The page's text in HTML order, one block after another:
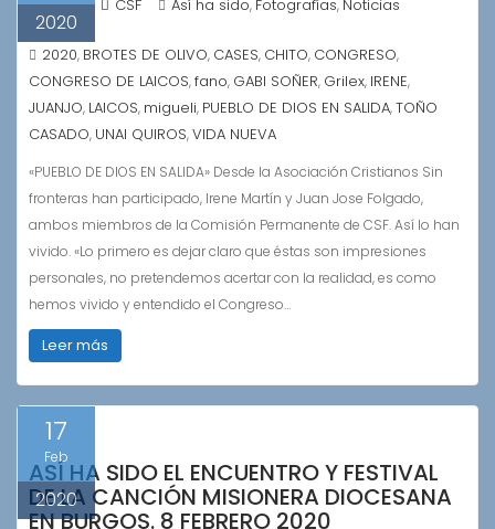
2020
CSF Así ha sido, Fotografías, Noticias
2020, BROTES DE OLIVO, CASES, CHITO, CONGRESO,
CONGRESO DE LAICOS,fano, GABI SOÑER, Grilex, IRENE,
JUANJO, LAICOS, migueli, PUEBLO DE DIOS EN SALIDA,TOÑO
CASADO, UNAI QUIROS,VIDA NUEVA
«PUEBLO DE DIOS EN SALIDA» Desde la Asociación Cristianos Sin
fronteras han participado, Irene Martín y Juan Jose Folgado,
ambos miembros de la Comisión Permanente de CSF. Así lo han
vivido. «Lo primero es dejar claro que éstas son impresiones
personales, no pretendemos acertar con la realidad, es como
hemos vivido y entendido el Congreso…
Leer más
17
Feb
2020
ASÍ HA SIDO EL ENCUENTRO Y FESTIVAL
DE LA CANCIÓN MISIONERA DIOCESANA
EN BURGOS. 8 FEBRERO 2020